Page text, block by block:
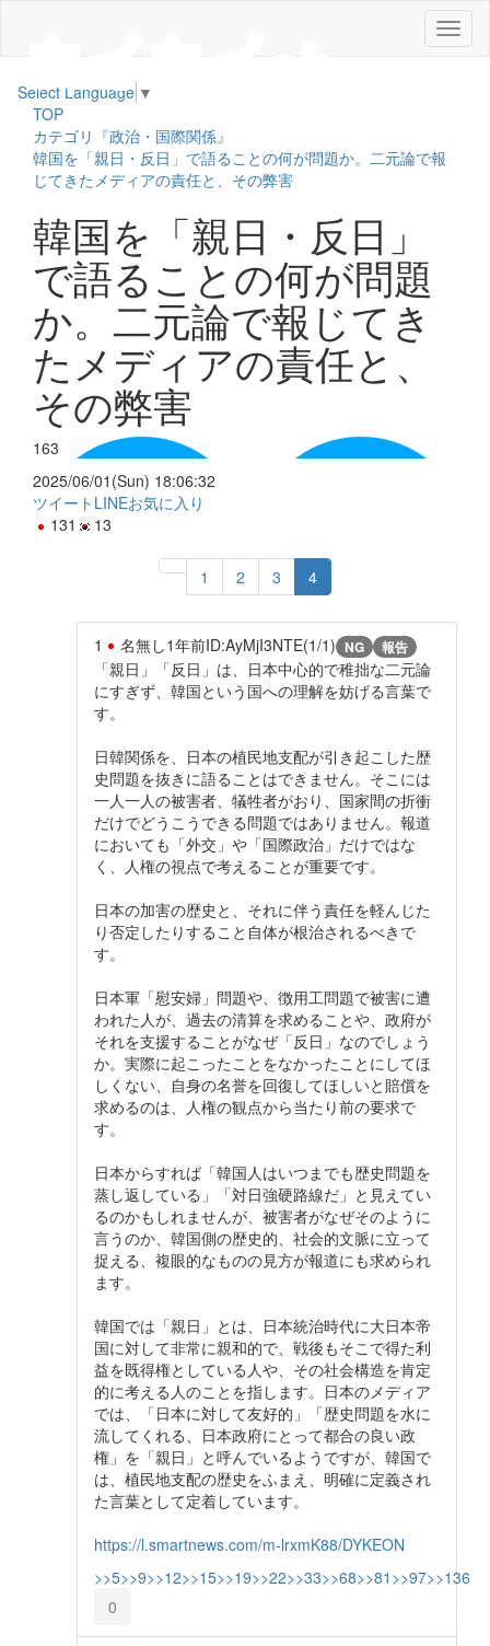
メ
ニ
Select Language ▼
TOP
カテゴリ『政治・国際関係』
韓国を「親日・反日」で語ることの何が問題か。二元論で報
じてきたメディアの責任と、その弊害
韓国を「親日・反日」
で語ることの何が問題
か。二元論で報じてき
たメディアの責任と、
その弊害
163
2025/06/01(Sun) 18:06:32
ツイート LINEお気に入り
131
13
1 2 3 4
1 名無し1年前ID:AyMjI3NTE(1/1) NG 報告
「親日」「反日」は、日本中心的で稚拙な二元論
にすぎず、韓国という国への理解を妨げる言葉で
す。
日韓関係を、日本の植民地支配が引き起こした歴
史問題を抜きに語ることはできません。そこには
一人一人の被害者、犠牲者がおり、国家間の折衝
だけでどうこうできる問題ではありません。報道
においても「外交」や「国際政治」だけではな
く、人権の視点で考えることが重要です。
日本の加害の歴史と、それに伴う責任を軽んじた
り否定したりすること自体が根治されるべきで
す。
日本軍「慰安婦」問題や、徴用工問題で被害に遭
われた人が、過去の清算を求めることや、政府が
それを支援することがなぜ「反日」なのでしょう
か。実際に起こったことをなかったことにしてほ
しくない、自身の名誉を回復してほしいと賠償を
求めるのは、人権の観点から当たり前の要求で
す。
日本からすれば「韓国人はいつまでも歴史問題を
蒸し返している」「対日強硬路線だ」と見えてい
るのかもしれませんが、被害者がなぜそのように
言うのか、韓国側の歴史的、社会的文脈に立って
捉える、複眼的なものの見方が報道にも求められ
ます。
韓国では「親日」とは、日本統治時代に大日本帝
国に対して非常に親和的で、戦後もそこで得た利
益を既得権としている人や、その社会構造を肯定
的に考える人のことを指します。日本のメディア
では、「日本に対して友好的」「歴史問題を水に
流してくれる、日本政府にとって都合の良い政
権」を「親日」と呼んでいるようですが、韓国で
は、植民地支配の歴史をふまえ、明確に定義され
た言葉として定着しています。
https://l.smartnews.com/m-lrxmK88/DYKEON
>>5>>9>>12>>15>>19>>22>>33>>68>>81 >>97>>136
0